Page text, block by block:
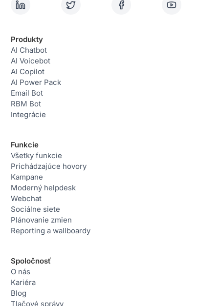
Produkty
AI Chatbot
AI Voicebot
AI Copilot
AI Power Pack
Email Bot
RBM Bot
Integrácie
Funkcie
Všetky funkcie
Prichádzajúce hovory
Kampane
Moderný helpdesk
Webchat
Sociálne siete
Plánovanie zmien
Reporting a wallboardy
Spoločnosť
O nás
Kariéra
Blog
Tlačové správy